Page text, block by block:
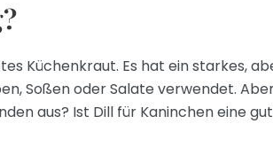
Küchenkraut. Es hat ein starkes,
Soßen oder Salate verwendet.
aus? Ist Dill für Kaninchen eine